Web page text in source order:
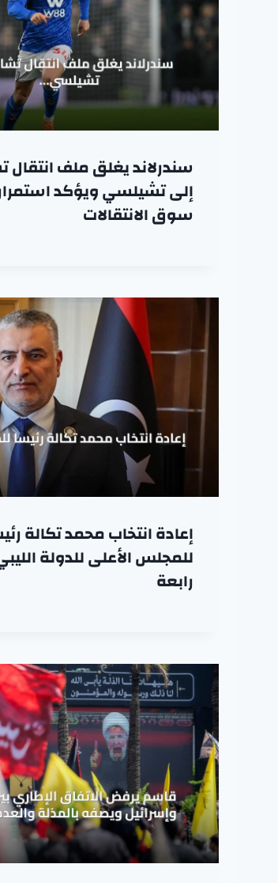
سندرلاند يغلق ملف انتقال
إلى تشيلسي ويؤكد
سوق الانتقالات
إعادة انتخاب محمد تكالة
للمجلس الأعلى للدولة
رابعة